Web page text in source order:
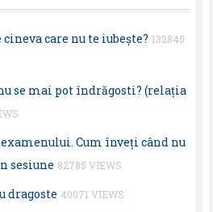
care nu te iubeşte? 132845
se mai pot îndrăgosti? (relaţia
Cum înveţi când nu
sesiune 82785 VIEWS
dragoste 40071 VIEWS